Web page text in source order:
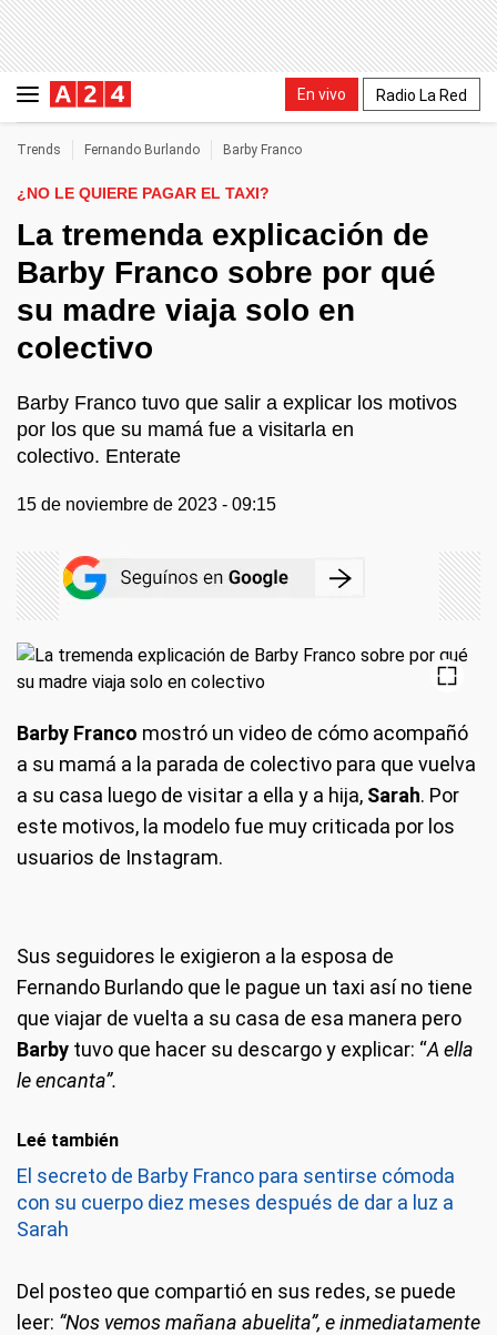
En vivo Radio La Red
Trends Fernando Burlando Barby Franco
¿NO LE QUIERE PAGAR EL TAXI?
La tremenda explicación de
Barby Franco sobre por qué
su madre viaja solo en
colectivo
Barby Franco tuvo que salir a explicar los motivos
por los que su mamá fue a visitarla en
colectivo. Enterate
15 de noviembre de 2023 - 09:15
Barby Franco mostró un video de cómo acompañó
a su mamá a la parada de colectivo para que vuelva
a su casa luego de visitar a ella y a hija, Sarah. Por
este motivos, la modelo fue muy criticada por los
usuarios de Instagram.
Sus seguidores le exigieron a la esposa de
Fernando Burlando que le pague un taxi así no tiene
que viajar de vuelta a su casa de esa manera pero
Barby tuvo que hacer su descargo y explicar: “A ella
le encanta”.
Leé también
El secreto de Barby Franco para sentirse cómoda
con su cuerpo diez meses después de dar a luz a
Sarah
Del posteo que compartió en sus redes, se puede
leer: “Nos vemos mañana abuelita”, e inmediatamente